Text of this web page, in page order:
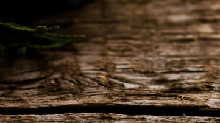
e.V. veranstaltet mit Hubert Allert
Apotheker Marco Born sowie der Kräuterexpertin
Kiedrich.
Oktober 2023 um 19 Uhr im ehemaligen Weingut
11 statt.
das 17. Jahrhundert zurück. Der erste Gin-Tonic